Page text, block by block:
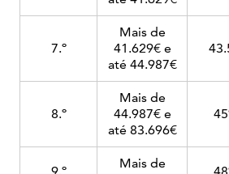
7.º
Mais de
41.629€ e
até 44.987€
8.º
Mais de
44.987€ e
até 83.696€
Mais de